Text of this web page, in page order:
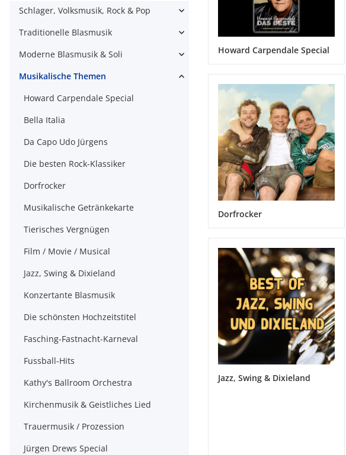
Howard Carpendale Special
Dorfrocker
Jazz, Swing & Dixieland
Schlager, Volksmusik, Rock & Pop
Traditionelle Blasmusik
Moderne Blasmusik & Soli
Musikalische Themen
Howard Carpendale Special
Bella Italia
Da Capo Udo Jürgens
Die besten Rock-Klassiker
Dorfrocker
Musikalische Getränkekarte
Tierisches Vergnügen
Film / Movie / Musical
Jazz, Swing & Dixieland
Konzertante Blasmusik
Die schönsten Hochzeitstitel
Fasching-Fastnacht-Karneval
Fussball-Hits
Kathy's Ballroom Orchestra
Kirchenmusik & Geistliches Lied
Trauermusik / Prozession
Jürgen Drews Special